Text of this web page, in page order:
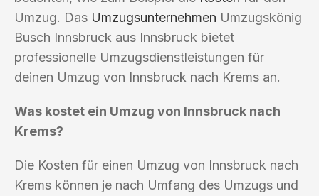
Umzug. Das Umzugsunternehmen Umzugskönig
Busch Innsbruck aus Innsbruck bietet
professionelle Umzugsdienstleistungen für
deinen Umzug von Innsbruck nach Krems an.
Was kostet ein Umzug von Innsbruck nach
Krems?
Die Kosten für einen Umzug von Innsbruck nach
Krems können je nach Umfang des Umzugs und